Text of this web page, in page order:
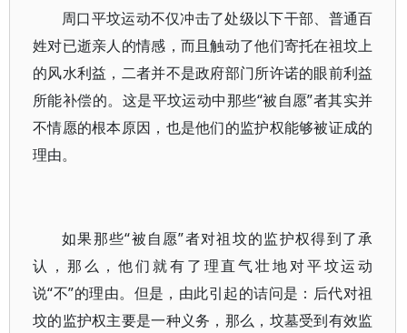
周口平坟运动不仅冲击了处级以下干部、普通百
姓对已逝亲人的情感，而且触动了他们寄托在祖坟上
的风水利益，二者并不是政府部门所许诺的眼前利益
所能补偿的。这是平坟运动中那些“被自愿”者其实并
不情愿的根本原因，也是他们的监护权能够被证成的
理由。
如果那些“被自愿”者对祖坟的监护权得到了承
认，那么，他们就有了理直气壮地对平坟运动
说“不”的理由。但是，由此引起的诘问是：后代对祖
坟的监护权主要是一种义务，那么，坟墓受到有效监